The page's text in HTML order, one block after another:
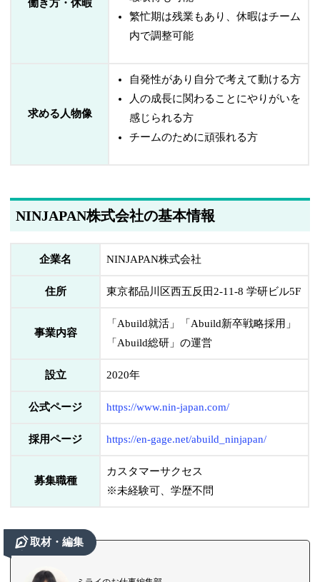
働き方・休暇
繁忙期は残業もあり、休暇はチーム
内で調整可能
求める人物像
自発性があり自分で考えて動ける方
人の成長に関わることにやりがいを
感じられる方
チームのために頑張れる方
NINJAPAN株式会社の基本情報
企業名 NINJAPAN株式会社
住所 東京都品川区西五反田2-11-8 学研ビル5F
事業内容
「Abuild就活」「Abuild新卒戦略採用」
「Abuild総研」の運営
設立 2020年
公式ページ https://www.nin-japan.com/
採用ページ https://en-gage.net/abuild_ninjapan/
募集職種
カスタマーサクセス
※未経験可、学歴不問
取材・編集